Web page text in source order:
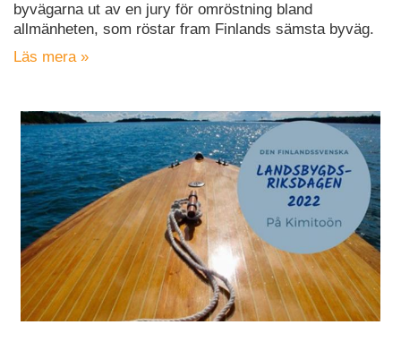
byvägarna ut av en jury för omröstning bland
allmänheten, som röstar fram Finlands sämsta byväg.
Läs mera »